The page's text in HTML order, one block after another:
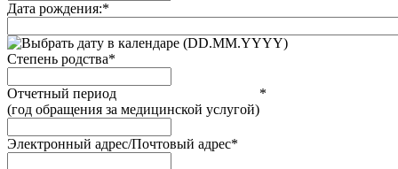
Дата рождения:*
(DD.MM.YYYY)
Степень родства*
Отчетный период
(год обращения за медицинской услугой)
*
Электронный адрес/Почтовый адрес*